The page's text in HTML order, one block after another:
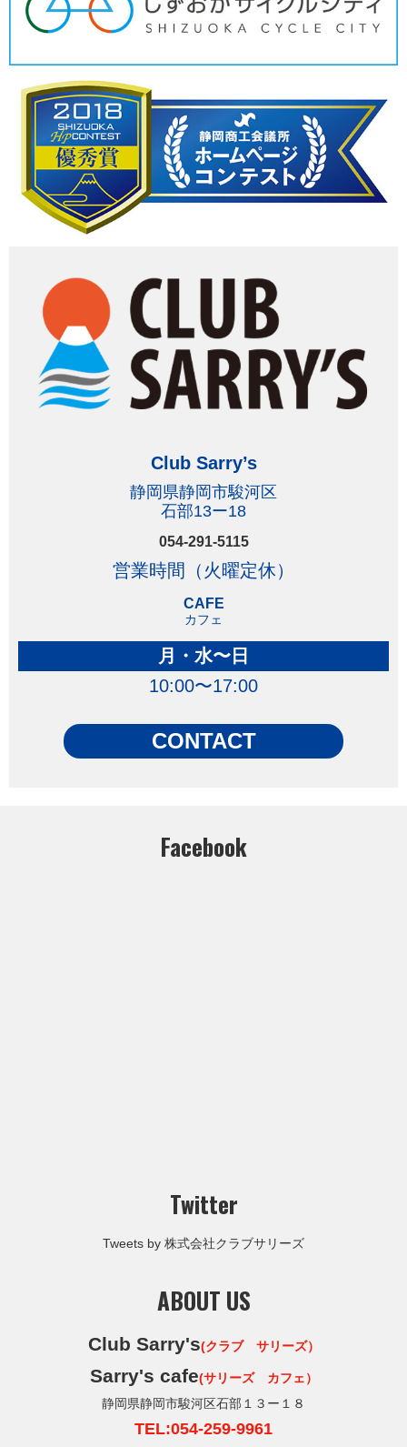
Club Sarry’s
静岡県静岡市駿河区
石部13ー18
054-291-5115
営業時間（火曜定休）
CAFE
カフェ
月・水〜日
10:00〜17:00
CONTACT
Facebook
Twitter
Tweets by 株式会社クラブサリーズ
ABOUT US
Club Sarry's(クラブ サリーズ）
Sarry's cafe(サリーズ カフェ）
静岡県静岡市駿河区石部１３ー１８
TEL:054-259-9961